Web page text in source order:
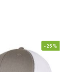
-25%